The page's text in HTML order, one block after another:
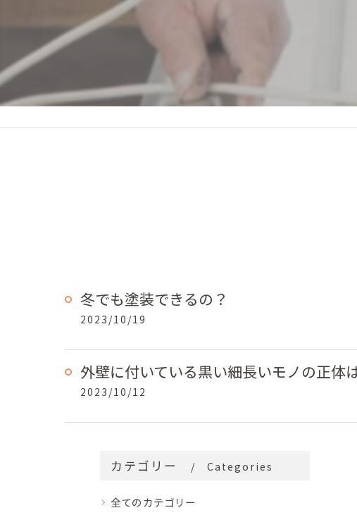
冬でも塗装できるの？
2023/10/19
外壁に付いている黒い細長いモノの正体
2023/10/12
カテゴリー Categories
全てのカテゴリー